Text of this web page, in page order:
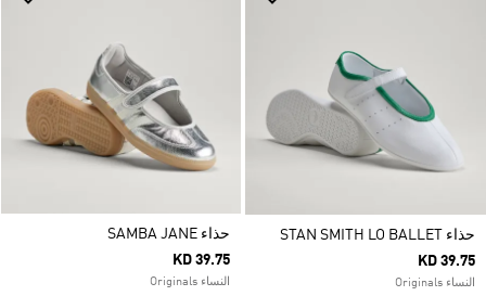
حذاء STAN SMITH LO BALLET
KD 39.75
النساء Originals
حذاء SAMBA JANE
KD 39.75
النساء Originals